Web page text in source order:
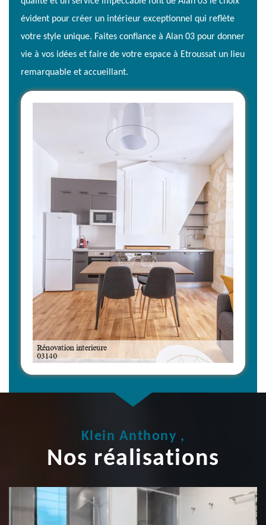
évident pour créer un intérieur exceptionnel qui reflète
votre style unique. Faites confiance à Alan 03 pour donner
vie à vos idées et faire de votre espace à Etroussat un lieu
remarquable et accueillant.
Klein Anthony ,
Nos réalisations